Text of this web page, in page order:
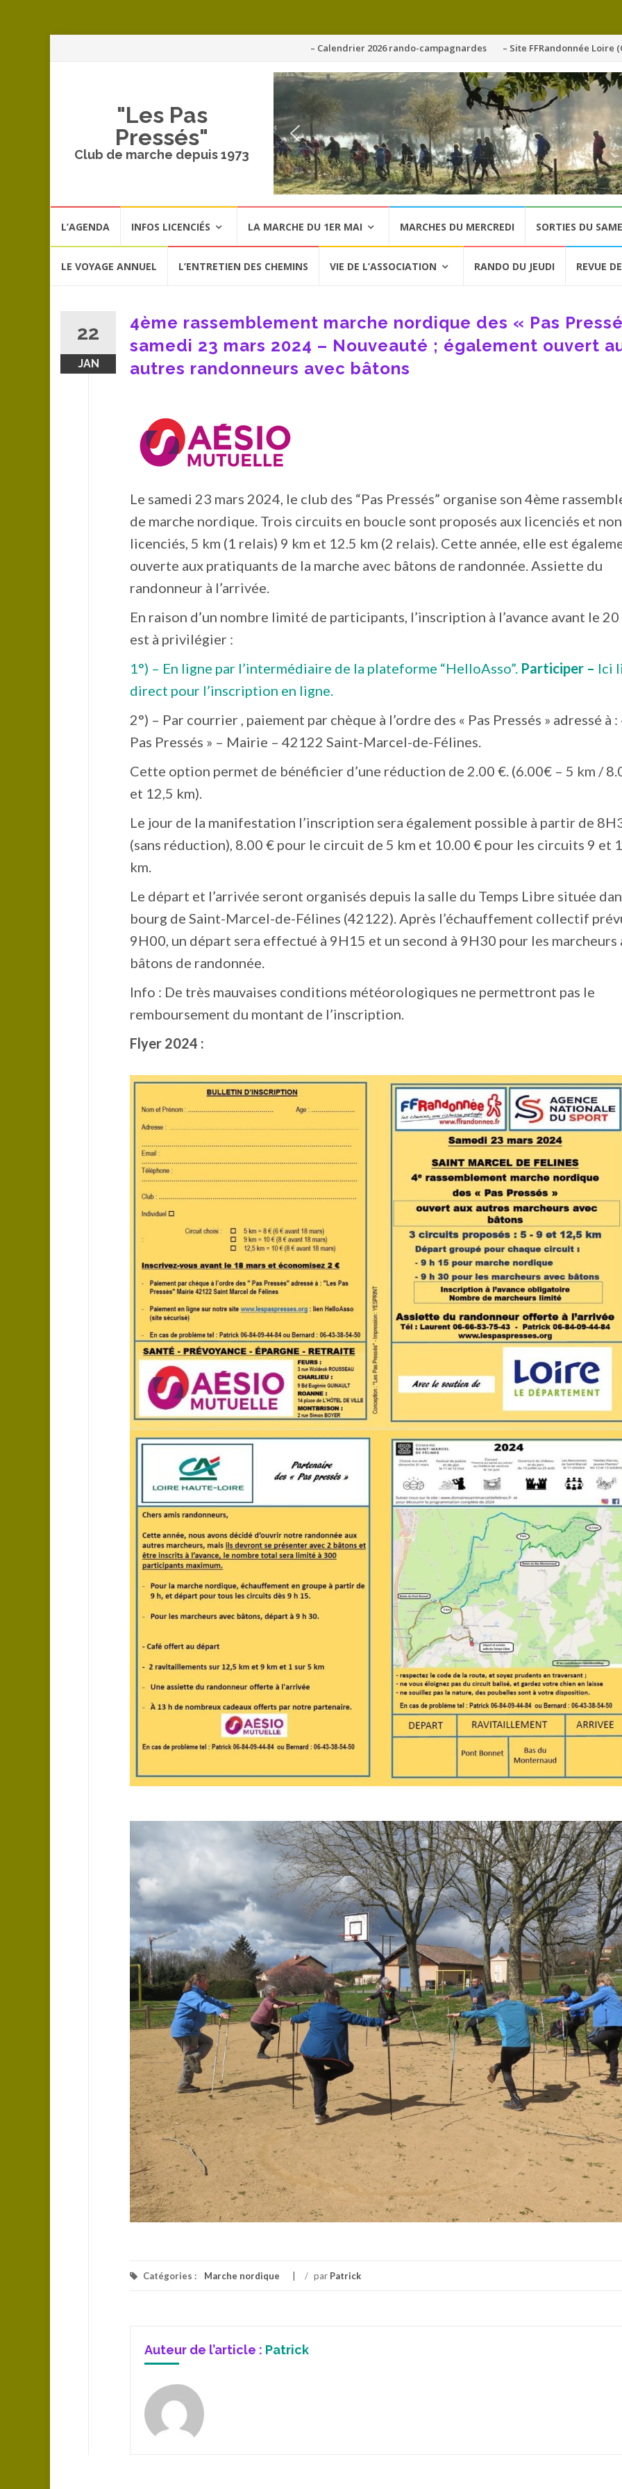
Aller
au
contenu
– Calendrier 2026 rando-campagnardes – Site FFRandonnée Loire
"Les Pas
Pressés"
Club de marche depuis 1973
contenu
L’AGENDA INFOS LICENCIÉS LA MARCHE DU 1ER MAI MARCHES DU MERCREDI SORTIES DU
LE VOYAGE ANNUEL L’ENTRETIEN DES CHEMINS VIE DE L’ASSOCIATION RANDO DU JEUDI REVUE
22
JAN
4ème rassemblement marche nordique des « Pas
samedi 23 mars 2024 – Nouveauté ; également ouvert
autres randonneurs avec bâtons
Le samedi 23 mars 2024, le club des “Pas Pressés” organise son 4ème
de marche nordique. Trois circuits en boucle sont proposés aux licenciés et non
licenciés, 5 km (1 relais) 9 km et 12.5 km (2 relais). Cette année, elle est
ouverte aux pratiquants de la marche avec bâtons de randonnée. Assiette du
randonneur à l’arrivée.
En raison d’un nombre limité de participants, l’inscription à l’avance avant le 20
est à privilégier :
1°) – En ligne par l’intermédiaire de la plateforme “HelloAsso”. Participer – Ici
direct pour l’inscription en ligne.
2°) – Par courrier , paiement par chèque à l’ordre des « Pas Pressés » adressé à :
Pas Pressés » – Mairie – 42122 Saint-Marcel-de-Félines.
Cette option permet de bénéficier d’une réduction de 2.00 €. (6.00€ – 5 km /
et 12,5 km).
Le jour de la manifestation l’inscription sera également possible à partir de
(sans réduction), 8.00 € pour le circuit de 5 km et 10.00 € pour les circuits 9 et
km.
Le départ et l’arrivée seront organisés depuis la salle du Temps Libre située
bourg de Saint-Marcel-de-Félines (42122). Après l’échauffement collectif
9H00, un départ sera effectué à 9H15 et un second à 9H30 pour les marcheurs
bâtons de randonnée.
Info : De très mauvaises conditions météorologiques ne permettront pas le
remboursement du montant de l’inscription.
Flyer 2024 :
Catégories : Marche nordique / par Patrick
Auteur de l’article : Patrick